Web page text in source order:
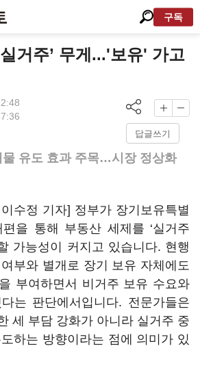
구독
거주’ 무게...'보유' 가고
답글쓰기
물 유도 효과 주목…시장 정상화
수정 기자] 정부가 장기보유특별
을 통해 부동산 세제를 ‘실거주
가능성이 커지고 있습니다. 현행
부와 별개로 장기 보유 자체에도
부여하면서 비거주 보유 수요와
는 판단에서입니다. 전문가들은
세 부담 강화가 아니라 실거주 중
하는 방향이라는 점에 의미가 있